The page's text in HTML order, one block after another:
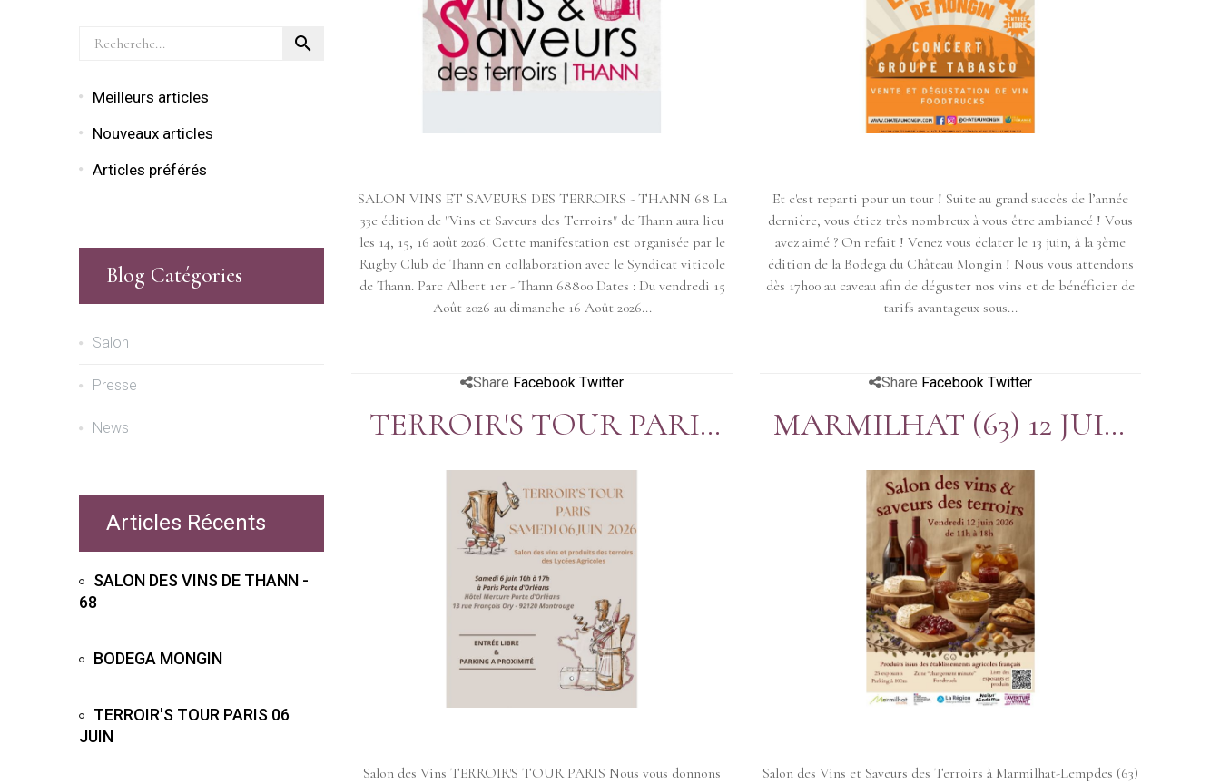

Meilleurs articles
Nouveaux articles
Articles préférés
Blog Catégories
Salon
Presse
News
Articles Récents
SALON DES VINS DE THANN -
68
BODEGA MONGIN
TERROIR'S TOUR PARIS 06
JUIN
SALON VINS ET SAVEURS DES TERROIRS - THANN 68 La
33e édition de "Vins et Saveurs des Terroirs" de Thann aura lieu
les 14, 15, 16 août 2026. Cette manifestation est organisée par le
Rugby Club de Thann en collaboration avec le Syndicat viticole
de Thann. Parc Albert 1er - Thann 68800 Dates : Du vendredi 15
Août 2026 au dimanche 16 Août 2026...
Et c'est reparti pour un tour ! Suite au grand succès de l’année
dernière, vous étiez très nombreux à vous être ambiancé ! Vous
avez aimé ? On refait ! Venez vous éclater le 13 juin, à la 3ème
édition de la Bodega du Château Mongin ! Nous vous attendons
dès 17h00 au caveau afin de déguster nos vins et de bénéficier de
tarifs avantageux sous...
Share Facebook Twitter
TERROIR'S TOUR PARIS
06 JUIN
Salon des Vins TERROIR'S TOUR PARIS Nous vous donnons
Share Facebook Twitter
MARMILHAT (63) 12 JUIN
SALON DES VINS
Salon des Vins et Saveurs des Terroirs à Marmilhat-Lempdes (63)